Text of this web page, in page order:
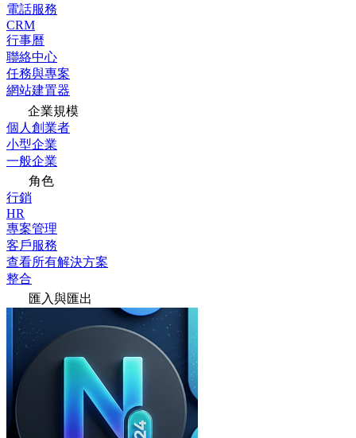
電話服務
CRM
行事曆
聯絡中心
任務與專案
網站建置器
企業規模
個人創業者
小型企業
一般企業
角色
行銷
HR
專案管理
客戶服務
查看所有解決方案
整合
匯入與匯出